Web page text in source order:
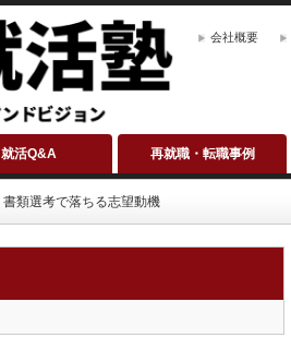
会社概要
就活Q&A 再就職・転職事例
書類選考で落ちる志望動機